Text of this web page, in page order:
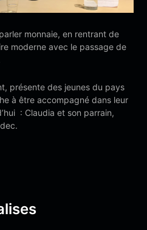
monnaie, en rentrant de
moderne avec le passage de
présente des jeunes du pays
à être accompagné dans leur
: Claudia et son parrain,